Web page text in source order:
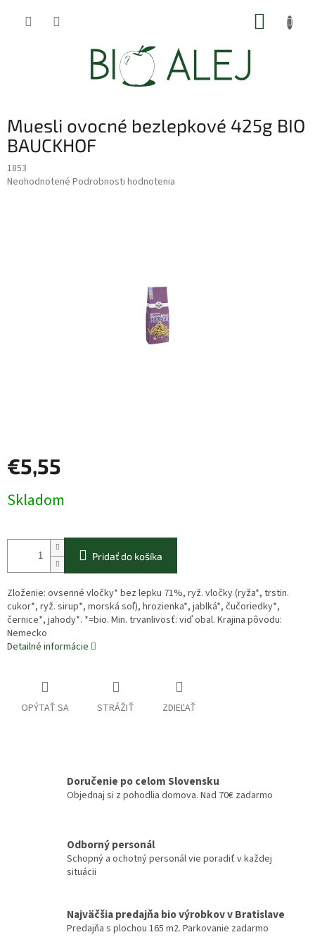
Muesli ovocné bezlepkové 425g BIO
BAUCKHOF
1853
Priemerné
Neohodnotené Podrobnosti hodnotenia
€5,55
cena:
Skladom
Pridať do košíka
Zloženie: ovsenné vločky* bez lepku 71%, ryž. vločky (ryža*, trstin.
cukor*, ryž. sirup*, morská soľ), hrozienka*, jablká*, čučoriedky*,
černice*, jahody*. *=bio. Min. trvanlivosť: viď obal. Krajina pôvodu:
Nemecko
Detailné informácie
OPÝTAŤ SA STRÁŽIŤ ZDIEĽAŤ
Doručenie po celom Slovensku
Objednaj si z pohodlia domova. Nad 70€ zadarmo
Odborný personál
Schopný a ochotný personál vie poradiť v každej
situácii
Najväčšia predajňa bio výrobkov v Bratislave
Predajňa s plochou 165 m2. Parkovanie zadarmo